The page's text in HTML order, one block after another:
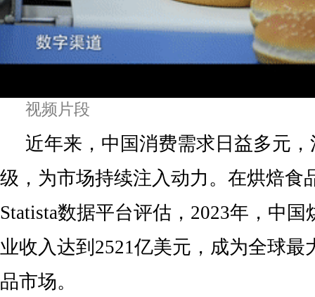
视频片段
近年来，中国消费需求日益多元
级，为市场持续注入动力。在烘焙食
Statista数据平台评估，2023年，中
业收入达到2521亿美元，成为全球最
品市场。